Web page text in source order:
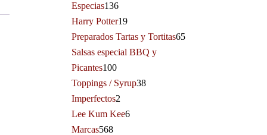
Especias136
Harry Potter19
Preparados Tartas y Tortitas65
Salsas especial BBQ y
Picantes100
Toppings / Syrup38
Imperfectos2
Lee Kum Kee6
Marcas568